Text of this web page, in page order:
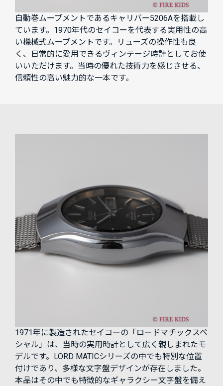
自動巻ムーブメントであるキャリバー5206Aを搭載し
ています。1970年代のセイコーを代表する実用性の高
い機械式ムーブメントです。リューズの操作性も良
く、日常的に愛用できるヴィンテージ時計としてお使
いいただけます。当時の優れた技術力を感じさせる、
信頼性の高い魅力的な一本です。
1971年に製造されたセイコーの「ロードマチックスペ
シャル」は、当時の実用時計として広く親しまれたモ
デルです。LORD MATICシリーズの中でも特別な位置
付けであり、多様な文字盤デザインが存在しました。
本品はその中でも特徴的なギャラクシー文字盤を備え